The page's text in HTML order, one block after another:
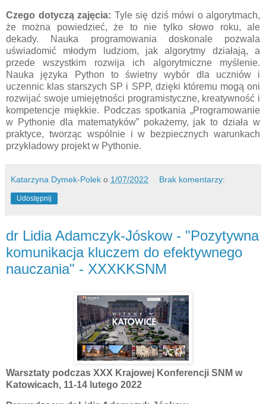
Czego dotyczą zajęcia: Tyle się dziś mówi o algorytmach,
że można powiedzieć, że to nie tylko słowo roku, ale
dekady. Nauka programowania doskonale pozwala
uświadomić młodym ludziom, jak algorytmy działają, a
przede wszystkim rozwija ich algorytmiczne myślenie.
Nauka języka Python to świetny wybór dla uczniów i
uczennic klas starszych SP i SPP, dzięki któremu mogą oni
rozwijać swoje umiejętności programistyczne, kreatywność i
kompetencje miękkie. Podczas spotkania „Programowanie
w Pythonie dla matematyków” pokażemy, jak to działa w
praktyce, tworząc wspólnie i w bezpiecznych warunkach
przykładowy projekt w Pythonie.
Katarzyna Dymek-Polek o 1/07/2022 Brak komentarzy:
Udostępnij
dr Lidia Adamczyk-Jóskow - "Pozytywna
komunikacja kluczem do efektywnego
nauczania" - XXXKKSNM
Warsztaty podczas XXX Krajowej Konferencji SNM w
Katowicach, 11-14 lutego 2022